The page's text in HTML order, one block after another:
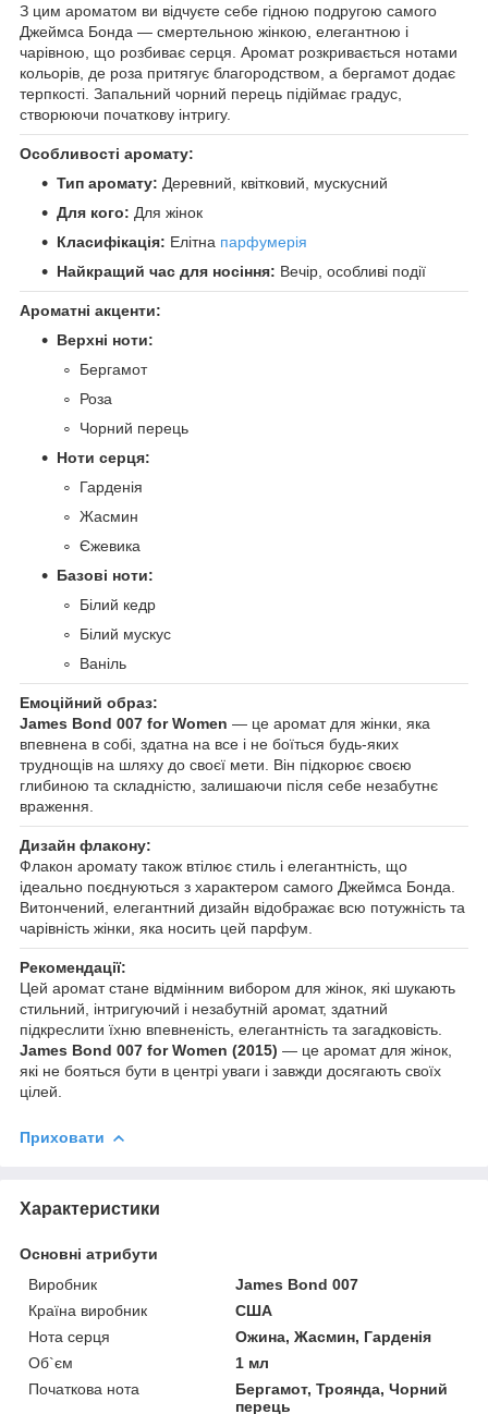
З цим ароматом ви відчуєте себе гідною подругою самого
Джеймса Бонда — смертельною жінкою, елегантною і
чарівною, що розбиває серця. Аромат розкривається нотами
кольорів, де роза притягує благородством, а бергамот додає
терпкості. Запальний чорний перець підіймає градус,
створюючи початкову інтригу.
Особливості аромату:
Тип аромату: Деревний, квітковий, мускусний
Для кого: Для жінок
Класифікація: Елітна парфумерія
Найкращий час для носіння: Вечір, особливі події
Ароматні акценти:
Верхні ноти:
Бергамот
Роза
Чорний перець
Ноти серця:
Гарденія
Жасмин
Єжевика
Базові ноти:
Білий кедр
Білий мускус
Ваніль
Емоційний образ:
James Bond 007 for Women — це аромат для жінки, яка
впевнена в собі, здатна на все і не боїться будь-яких
труднощів на шляху до своєї мети. Він підкорює своєю
глибиною та складністю, залишаючи після себе незабутнє
враження.
Дизайн флакону:
Флакон аромату також втілює стиль і елегантність, що
ідеально поєднуються з характером самого Джеймса Бонда.
Витончений, елегантний дизайн відображає всю потужність та
чарівність жінки, яка носить цей парфум.
Рекомендації:
Цей аромат стане відмінним вибором для жінок, які шукають
стильний, інтригуючий і незабутній аромат, здатний
підкреслити їхню впевненість, елегантність та загадковість.
James Bond 007 for Women (2015) — це аромат для жінок,
які не бояться бути в центрі уваги і завжди досягають своїх
цілей.
Приховати
Характеристики
Основні атрибути
Виробник
James Bond 007
Країна виробник
США
Нота серця
Ожина, Жасмин, Гарденія
Об`єм
1 мл
Початкова нота
Бергамот, Троянда, Чорний
перець